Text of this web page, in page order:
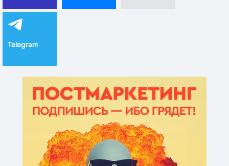
Telegram